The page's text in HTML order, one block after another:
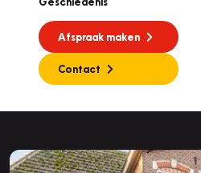
Afspraak maken
Contact